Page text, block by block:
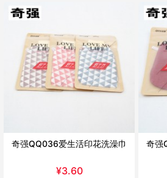
奇强QQ036爱生活印花洗澡巾
¥3.60
奇强